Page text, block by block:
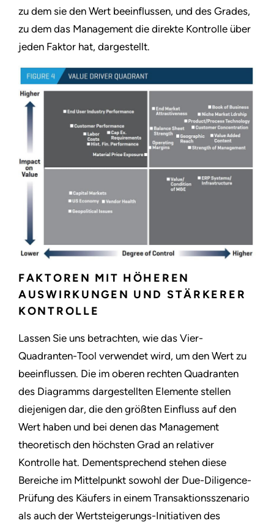
zu dem sie den Wert beeinflussen, und des Grades,
zu dem das Management die direkte Kontrolle über
jeden Faktor hat, dargestellt.
FAKTOREN MIT HÖHEREN
AUSWIRKUNGEN UND STÄRKERER
KONTROLLE
Lassen Sie uns betrachten, wie das Vier-
Quadranten-Tool verwendet wird, um den Wert zu
beeinflussen. Die im oberen rechten Quadranten
des Diagramms dargestellten Elemente stellen
diejenigen dar, die den größten Einfluss auf den
Wert haben und bei denen das Management
theoretisch den höchsten Grad an relativer
Kontrolle hat. Dementsprechend stehen diese
Bereiche im Mittelpunkt sowohl der Due-Diligence-
Prüfung des Käufers in einem Transaktionsszenario
als auch der Wertsteigerungs-Initiativen des